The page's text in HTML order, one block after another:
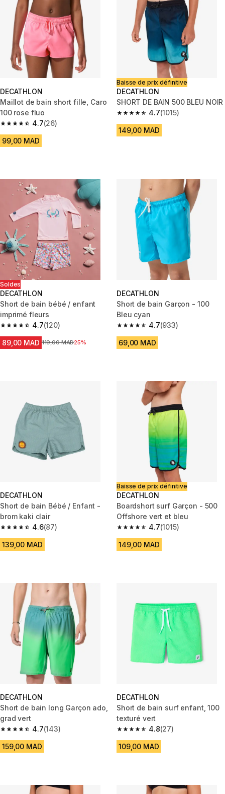
DECATHLON
Maillot de bain short fille, Caro
100 rose fluo
4.7
4.7 out of 5 stars from 26 reviews
(26)
99,00 MAD
Baisse de prix définitive
DECATHLON
SHORT DE BAIN 500 BLEU NOIR
4.7
4.7 out of 5 stars from 1015
(1015)
149,00 MAD
Soldes
DECATHLON
Short de bain bébé / enfant
imprimé fleurs
4.7
4.7 out of 5 stars from 120 reviews
(120)
89,00 MAD Prix avant la réduction
119,00 MAD25%
DECATHLON
Short de bain Garçon - 100
Bleu cyan
4.7
4.7 out of 5 stars from 933
(933)
69,00 MAD
DECATHLON
Short de bain Bébé / Enfant -
brom kaki clair
4.6
4.6 out of 5 stars from 87 reviews
(87)
139,00 MAD
Baisse de prix définitive
DECATHLON
Boardshort surf Garçon - 500
Offshore vert et bleu
4.7
4.7 out of 5 stars from 1015
(1015)
149,00 MAD
DECATHLON
Short de bain long Garçon ado,
grad vert
4.7
4.7 out of 5 stars from 143 reviews
(143)
159,00 MAD
DECATHLON
Short de bain surf enfant, 100
texturé vert
4.8
4.8 out of 5 stars from 27
(27)
109,00 MAD